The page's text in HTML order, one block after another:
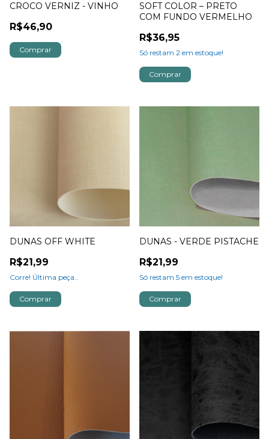
CROCO VERNIZ - VINHO
R$46,90
SOFT COLOR – PRETO
COM FUNDO VERMELHO
R$36,95
Só restam 2 em estoque!
DUNAS OFF WHITE
R$21,99
Corre! Última peça..
DUNAS - VERDE PISTACHE
R$21,99
Só restam 5 em estoque!